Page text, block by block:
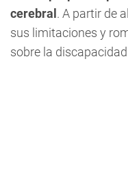
cerebral . A partir de
sus limitaciones y
sobre la